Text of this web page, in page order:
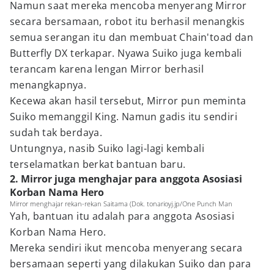
Namun saat mereka mencoba menyerang Mirror
secara bersamaan, robot itu berhasil menangkis
semua serangan itu dan membuat Chain'toad dan
Butterfly DX terkapar. Nyawa Suiko juga kembali
terancam karena lengan Mirror berhasil
menangkapnya.
Kecewa akan hasil tersebut, Mirror pun meminta
Suiko memanggil King. Namun gadis itu sendiri
sudah tak berdaya.
Untungnya, nasib Suiko lagi-lagi kembali
terselamatkan berkat bantuan baru.
2. Mirror juga menghajar para anggota Asosiasi
Korban Nama Hero
Mirror menghajar rekan-rekan Saitama (Dok. tonarioyj.jp/One Punch Man
Yah, bantuan itu adalah para anggota Asosiasi
Korban Nama Hero.
Mereka sendiri ikut mencoba menyerang secara
bersamaan seperti yang dilakukan Suiko dan para